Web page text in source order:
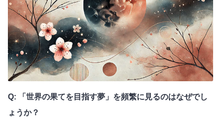
Q: 「世界の果てを目指す夢」を頻繁に見るのはなぜでし
ょうか？